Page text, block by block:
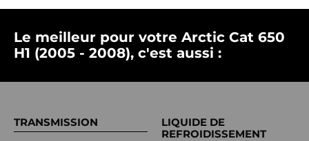
Le meilleur pour votre Arctic Cat 650
H1 (2005 - 2008), c'est aussi :
TRANSMISSION
LIQUIDE DE
REFROIDISSEMENT